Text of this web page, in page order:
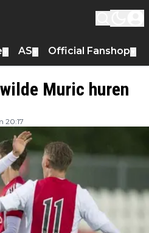
AS Official Fanshop
Muric huren
20:17